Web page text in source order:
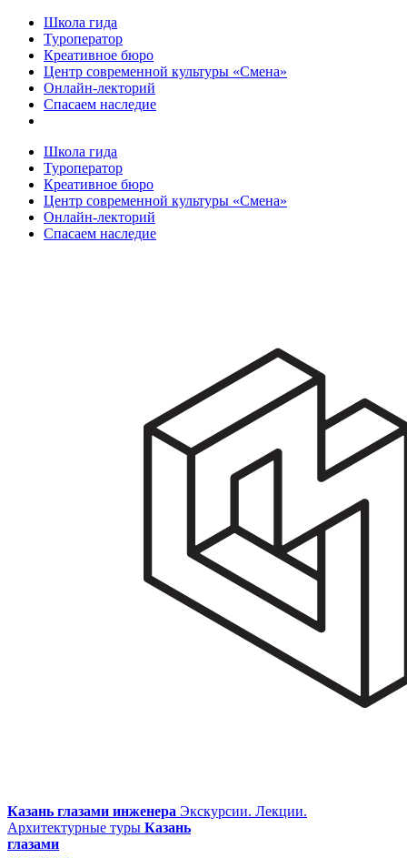
Школа гида
Туроператор
Креативное бюро
Центр современной культуры «Смена»
Онлайн-лекторий
Спасаем наследие
Школа гида
Туроператор
Креативное бюро
Центр современной культуры «Смена»
Онлайн-лекторий
Спасаем наследие
Казань глазами инженера Экскурсии. Лекции.
Архитектурные туры Казань
глазами